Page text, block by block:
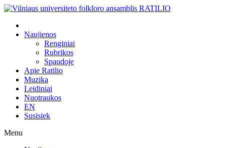
Naujienos
Renginiai
Rubrikos
Spaudoje
Apie Ratilio
Muzika
Leidiniai
Nuotraukos
EN
Susisiek
Menu